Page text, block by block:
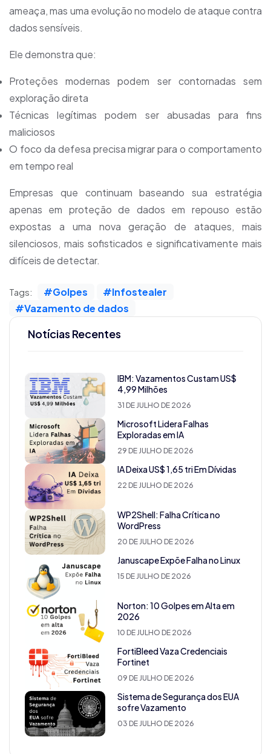
ameaça, mas uma evolução no modelo de ataque contra
dados sensíveis.
Ele demonstra que:
Proteções modernas podem ser contornadas sem
exploração direta
Técnicas legítimas podem ser abusadas para fins
maliciosos
O foco da defesa precisa migrar para o comportamento
em tempo real
Empresas que continuam baseando sua estratégia
apenas em proteção de dados em repouso estão
expostas a uma nova geração de ataques, mais
silenciosos, mais sofisticados e significativamente mais
difíceis de detectar.
Tags: #Golpes
#Infostealer
#Vazamento de dados
Notícias Recentes
IBM: Vazamentos Custam US$
4,99 Milhões
31 DE JULHO DE 2026
Microsoft Lidera Falhas
Exploradas em IA
29 DE JULHO DE 2026
IA Deixa US$ 1,65 tri Em Dívidas
22 DE JULHO DE 2026
WP2Shell: Falha Crítica no
WordPress
20 DE JULHO DE 2026
Januscape Expõe Falha no Linux
15 DE JULHO DE 2026
Norton: 10 Golpes em Alta em
2026
10 DE JULHO DE 2026
FortiBleed Vaza Credenciais
Fortinet
09 DE JULHO DE 2026
Sistema de Segurança dos EUA
sofre Vazamento
03 DE JULHO DE 2026